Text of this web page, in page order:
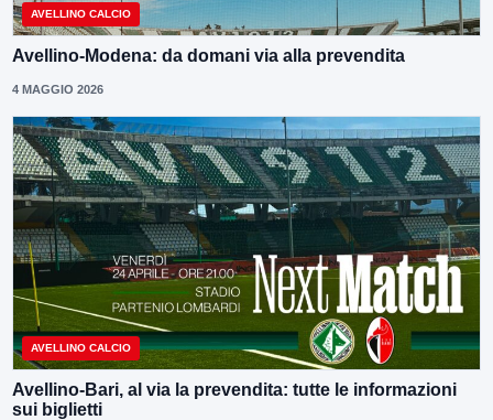
AVELLINO CALCIO
Avellino-Modena: da domani via alla prevendita
4 MAGGIO 2026
AVELLINO CALCIO
Avellino-Bari, al via la prevendita: tutte le informazioni
sui biglietti